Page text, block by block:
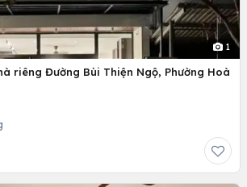
1
riêng Đường Bùi Thiện Ngộ, Phường Hoà